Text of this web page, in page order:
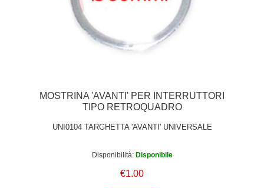
MOSTRINA 'AVANTI' PER INTERRUTTORI
TIPO RETROQUADRO
UNI0104 TARGHETTA 'AVANTI' UNIVERSALE
Disponibilità: Disponibile
€1.00